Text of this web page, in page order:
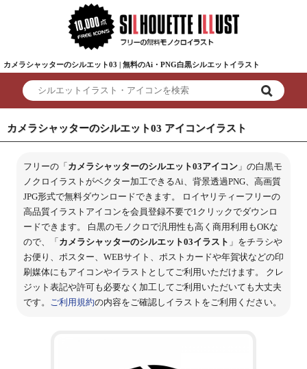
カメラシャッターのシルエット03 | 無料のAi・PNG白黒シルエットイラスト
カメラシャッターのシルエット03 アイコンイラスト
フリーの「 カメラシャッターのシルエット03アイコン」の白黒モ
ノクロイラストがベクター加工できるAi、背景透過PNG、高画質
JPG形式で無料ダウンロードできます。 ロイヤリティーフリーの
高品質イラストアイコンを会員登録不要で1クリックでダウンロ
ードできます。 白黒のモノクロで汎用性も高く商用利用もOKな
ので、「 カメラシャッターのシルエット03イラスト 」をチラシや
お便り、ポスター、WEBサイト、ポストカードや年賀状などの印
刷媒体にもアイコンやイラストとしてご利用いただけます。 クレ
ジット表記や許可も必要なく加工してご利用いただいても大丈夫
です。 ご利用規約の内容をご確認しイラストをご利用ください。